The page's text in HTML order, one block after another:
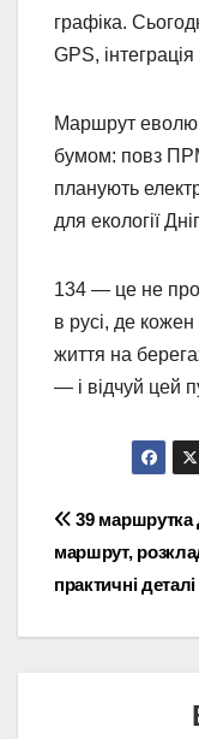
графіка.
GPS,
Маршрут
бумом: повз
планують
для екології
134 — це не
в русі, де
життя на
— і відчуй цей
записів
39 маршрутка
маршрут,
практичні деталі